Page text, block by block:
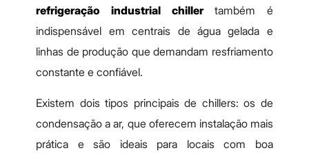
refrigeração industrial chillertambém é
indispensável em centrais de água gelada e
linhas de produção que demandam resfriamento
constante e confiável.
Existem dois tipos principais de chillers: os de
condensação a ar, que oferecem instalação mais
prática e são ideais para locais com boa